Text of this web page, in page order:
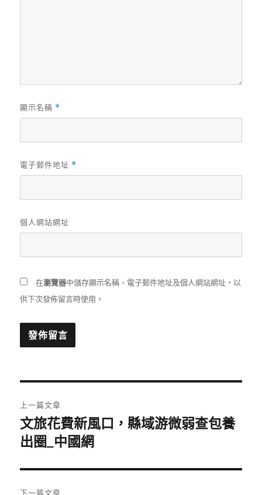
顯示名稱 *
電子郵件地址 *
個人網站網址
在瀏覽器中儲存顯示名稱、電子郵件地址及個人網站網址，以
供下次發佈留言時使用。
章
導
覽
上一篇文章
上
一
文
章:
文旅花費新風口，縣域游微弱查包養
出圈_中國網
下一篇文章